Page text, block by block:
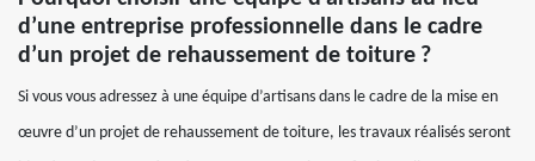
d’une entreprise professionnelle dans le cadre
d’un projet de rehaussement de toiture ?
Si vous vous adressez à une équipe d’artisans dans le cadre de la mise en
œuvre d’un projet de rehaussement de toiture, les travaux réalisés seront